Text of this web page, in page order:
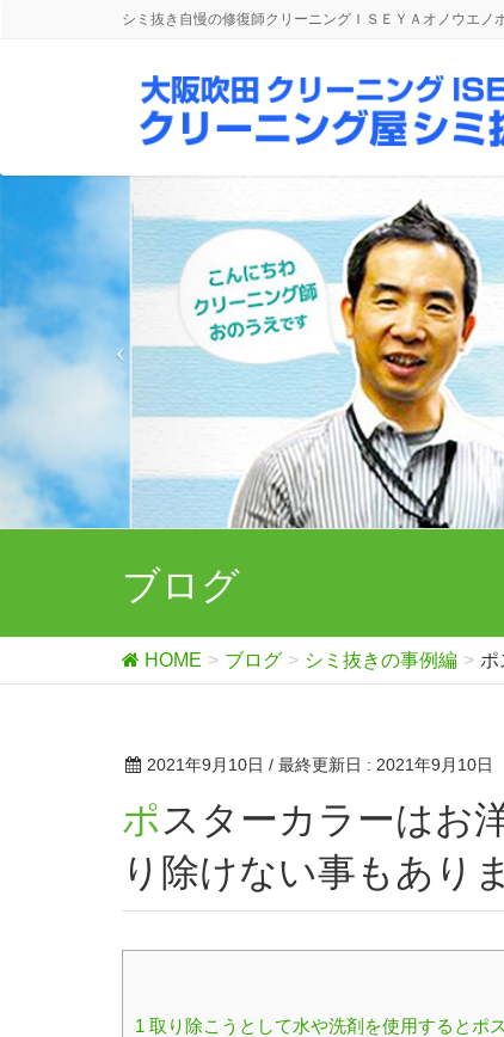
シミ抜き自慢の修復師クリーニングＩＳＥＹＡオノウエノ
ブログ
HOME ブログ シミ抜きの事例編 ポ
2021年9月10日 / 最終更新日 : 2021年9月10日
ポスターカラーはお洋服に付いてしまいますと綺麗に取
り除けない事もあり
1 取り除こうとして水や洗剤を使用するとポ